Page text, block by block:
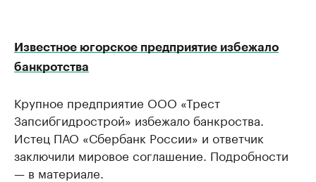
Известное югорское предприятие избежало
банкротства
Крупное предприятие ООО «Трест
Запсибгидрострой» избежало банкроства.
Истец ПАО «Сбербанк России» и ответчик
заключили мировое соглашение. Подробности
— в материале.